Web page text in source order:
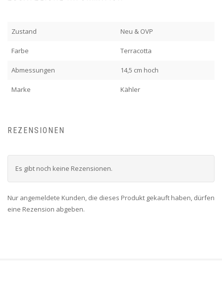
Zustand Neu & OVP
Farbe Terracotta
Abmessungen 14,5 cm hoch
Marke Kähler
REZENSIONEN
Es gibt noch keine Rezensionen.
Nur angemeldete Kunden, die dieses Produkt gekauft haben, dürfen
eine Rezension abgeben.